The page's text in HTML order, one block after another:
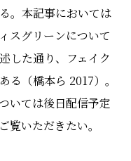
。本記事においては
スグリーンについて
した通り、フェイク
る（橋本ら 2017）。
いては後日配信予定
覧いただきたい。